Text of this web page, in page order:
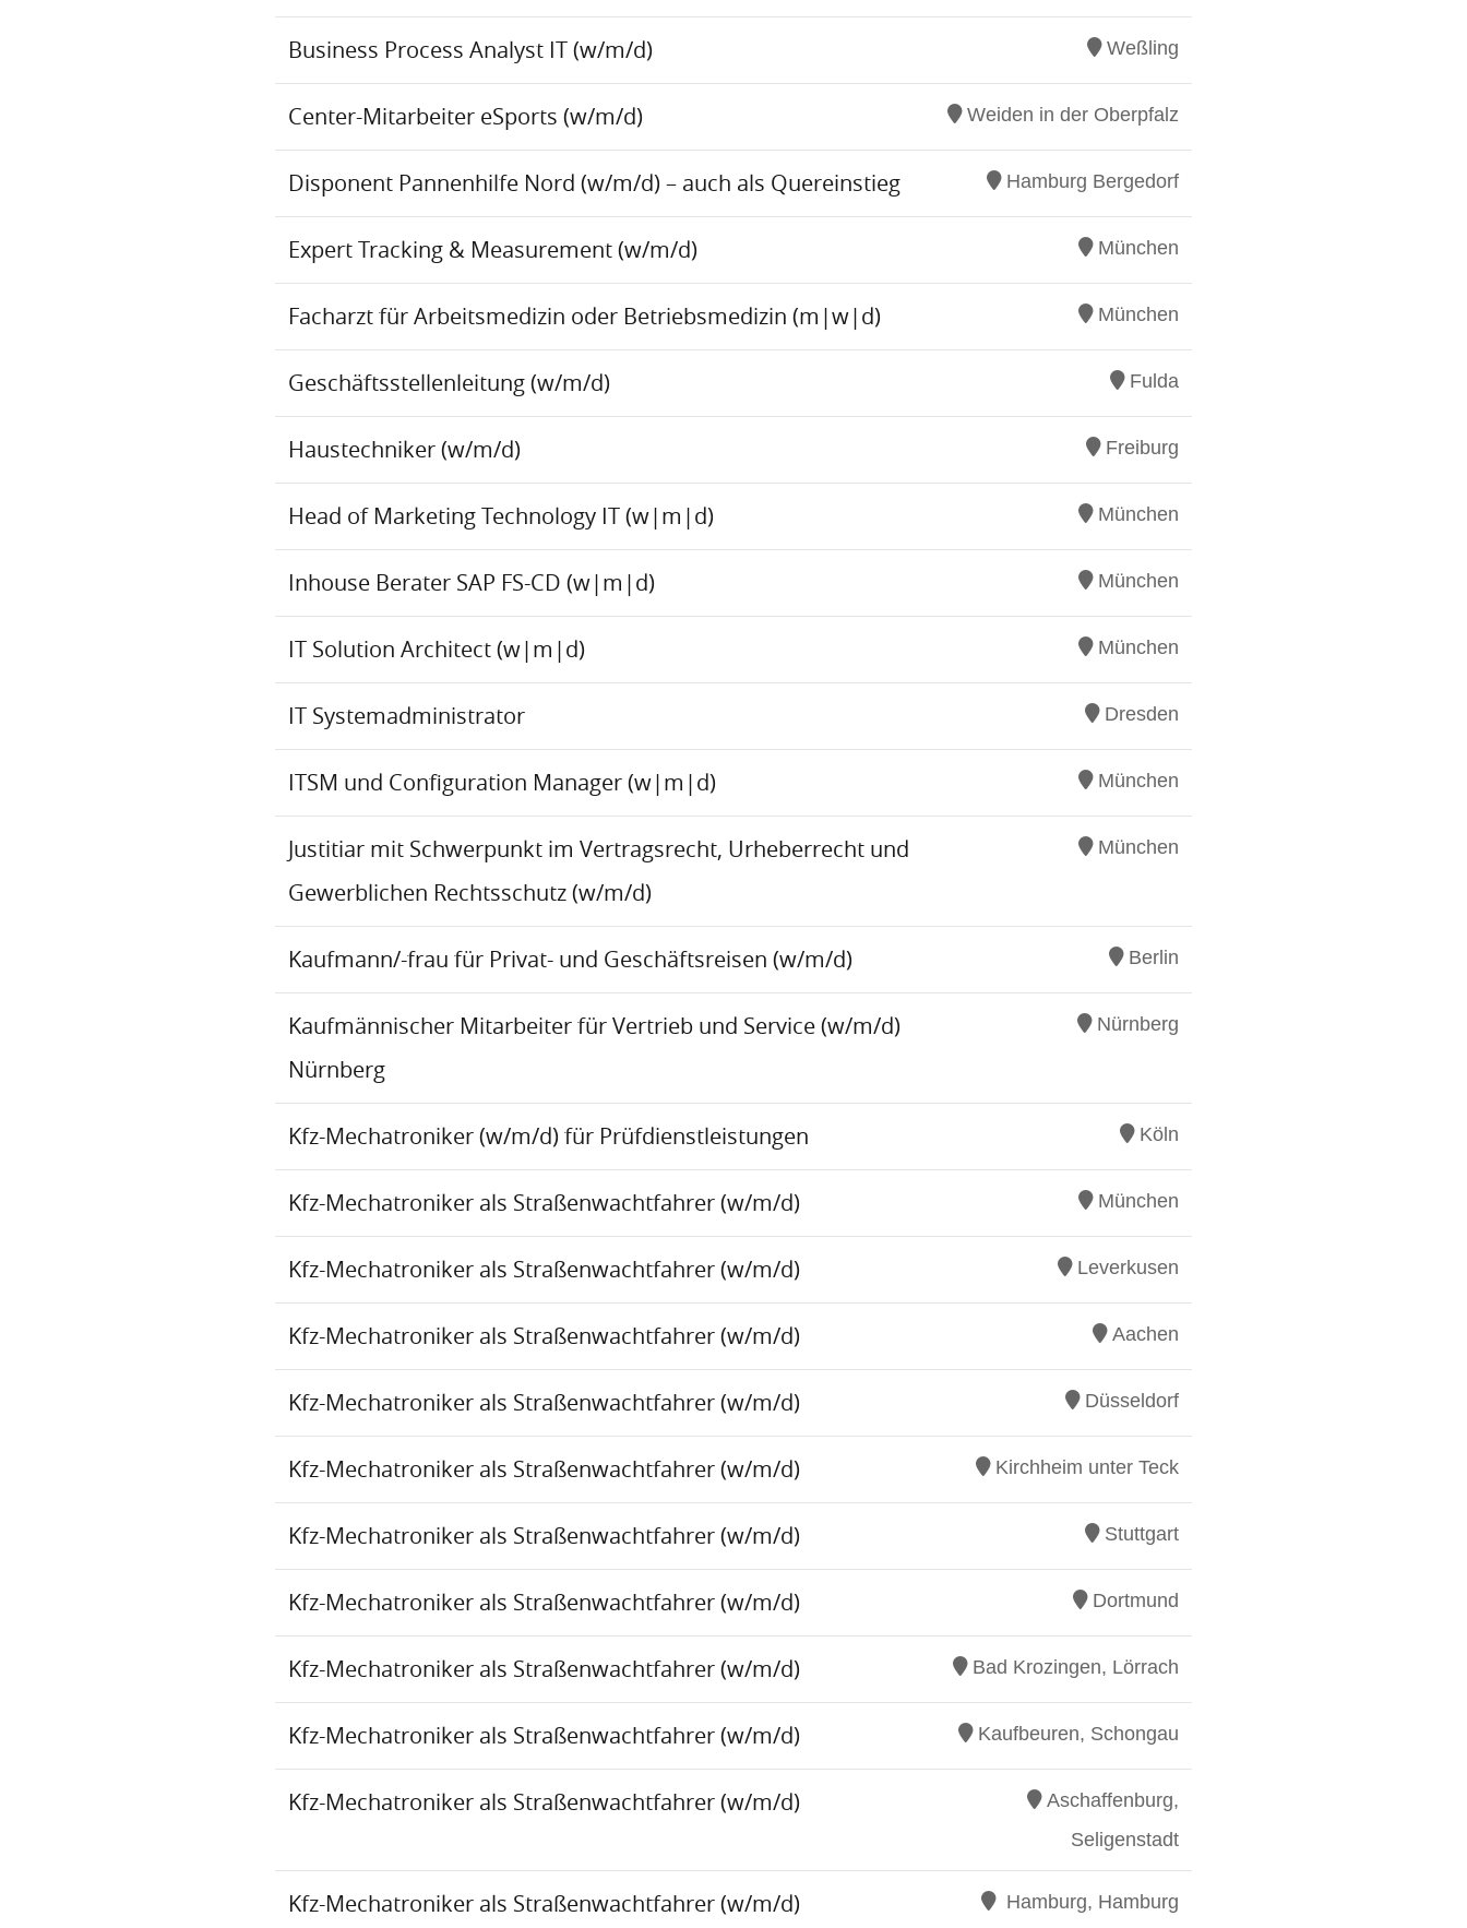
Business Process Analyst IT (w/m/d) Weßling
Center-Mitarbeiter eSports (w/m/d) Weiden in der Oberpfalz
Disponent Pannenhilfe Nord (w/m/d) – auch als Quereinstieg Hamburg Bergedorf
Expert Tracking & Measurement (w/m/d) München
Facharzt für Arbeitsmedizin oder Betriebsmedizin (m|w|d) München
Geschäftsstellenleitung (w/m/d) Fulda
Haustechniker (w/m/d) Freiburg
Head of Marketing Technology IT (w|m|d) München
Inhouse Berater SAP FS-CD (w|m|d) München
IT Solution Architect (w|m|d) München
IT Systemadministrator Dresden
ITSM und Configuration Manager (w|m|d) München
Justitiar mit Schwerpunkt im Vertragsrecht, Urheberrecht und
Gewerblichen Rechtsschutz (w/m/d)
München
Kaufmann/-frau für Privat- und Geschäftsreisen (w/m/d) Berlin
Kaufmännischer Mitarbeiter für Vertrieb und Service (w/m/d)
Nürnberg
Nürnberg
Kfz-Mechatroniker (w/m/d) für Prüfdienstleistungen Köln
Kfz-Mechatroniker als Straßenwachtfahrer (w/m/d) München
Kfz-Mechatroniker als Straßenwachtfahrer (w/m/d) Leverkusen
Kfz-Mechatroniker als Straßenwachtfahrer (w/m/d) Aachen
Kfz-Mechatroniker als Straßenwachtfahrer (w/m/d) Düsseldorf
Kfz-Mechatroniker als Straßenwachtfahrer (w/m/d) Kirchheim unter Teck
Kfz-Mechatroniker als Straßenwachtfahrer (w/m/d) Stuttgart
Kfz-Mechatroniker als Straßenwachtfahrer (w/m/d) Dortmund
Kfz-Mechatroniker als Straßenwachtfahrer (w/m/d) Bad Krozingen, Lörrach
Kfz-Mechatroniker als Straßenwachtfahrer (w/m/d) Kaufbeuren, Schongau
Kfz-Mechatroniker als Straßenwachtfahrer (w/m/d)
Aschaffenburg,
Seligenstadt
Kfz-Mechatroniker als Straßenwachtfahrer (w/m/d) Hamburg, Hamburg